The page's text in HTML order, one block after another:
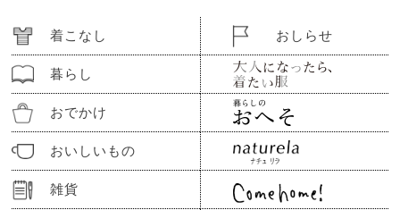
着こなし
暮らし
おでかけ
おいしいもの
雑貨
おしらせ